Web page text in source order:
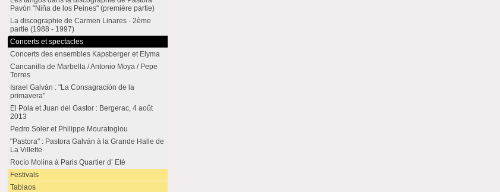
Pavón "Niña de los Peines" (première partie)
La discographie de Carmen Linares - 2ème
partie (1988 - 1997)
Concerts et spectacles
Concerts des ensembles Kapsberger et Elyma
Cancanilla de Marbella / Antonio Moya / Pepe
Torres
Israel Galván : "La Consagración de la
primavera"
El Pola et Juan del Gastor : Bergerac, 4 août
2013
Pedro Soler et Philippe Mouratoglou
"Pastora" : Pastora Galván à la Grande Halle de
La Villette
Rocío Molina à Paris Quartier d’ Eté
Festivals
Tablaos